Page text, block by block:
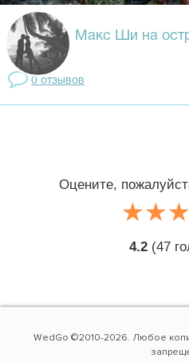
Макс Ши на
0 отзывов
Оцените,
☆☆☆
★★★
4.2 (47
WedGo ©2010-2026. Любое